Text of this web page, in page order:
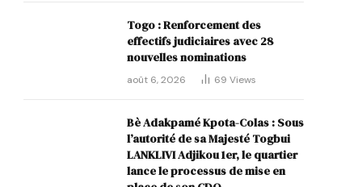
Togo : Renforcement des
effectifs judiciaires avec 28
nouvelles nominations
août 6, 2026 69 Views
Bè Adakpamé Kpota-Colas : Sous
l’autorité de sa Majesté Togbui
LANKLIVI Adjikou 1er, le quartier
lance le processus de mise en